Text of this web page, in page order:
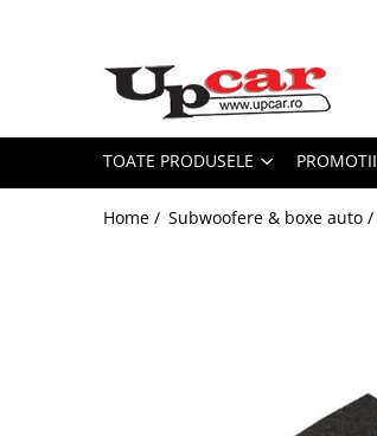
Toate Produsele
Tricicluri Electrice
ATV-uri Electrice
Trotinete Electrice
TOATE PRODUSELE PROMOTII
Home / Subwoofere & boxe auto /